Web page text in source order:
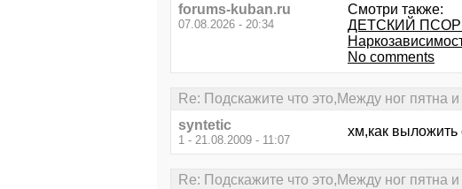
forums-kuban.ru
07.08.2026 - 20:34
Смотри также:
ДЕТСКИЙ
No comments
Re: Подскажите что это,Между ног пятна
syntetic
1 - 21.08.2009 - 11:07
хм,как
Re: Подскажите что это,Между ног пятна